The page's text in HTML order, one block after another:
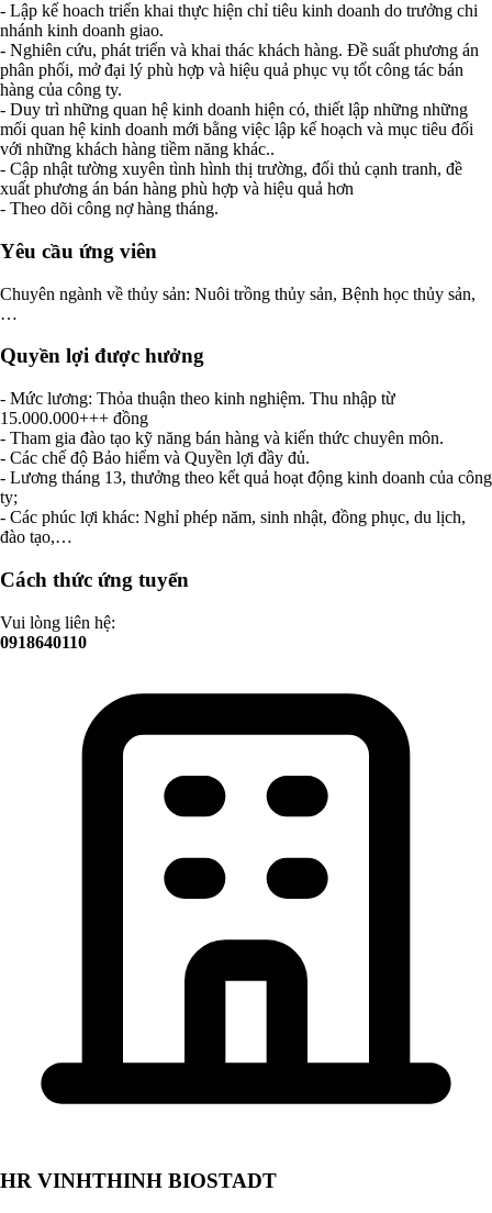
- Lập kế hoach triển khai thực hiện chỉ tiêu kinh doanh do trưởng chi
nhánh kinh doanh giao.
- Nghiên cứu, phát triển và khai thác khách hàng. Đề suất phương án
phân phối, mở đại lý phù hợp và hiệu quả phục vụ tốt công tác bán
hàng của công ty.
- Duy trì những quan hệ kinh doanh hiện có, thiết lập những những
mối quan hệ kinh doanh mới bằng việc lập kế hoạch và mục tiêu đối
với những khách hàng tiềm năng khác..
- Cập nhật tường xuyên tình hình thị trường, đối thủ cạnh tranh, đề
xuất phương án bán hàng phù hợp và hiệu quả hơn
- Theo dõi công nợ hàng tháng.
Yêu cầu ứng viên
Chuyên ngành về thủy sản: Nuôi trồng thủy sản, Bệnh học thủy sản,
…
Quyền lợi được hưởng
- Mức lương: Thỏa thuận theo kinh nghiệm. Thu nhập từ
15.000.000+++ đồng
- Tham gia đào tạo kỹ năng bán hàng và kiến thức chuyên môn.
- Các chế độ Bảo hiểm và Quyền lợi đầy đủ.
- Lương tháng 13, thưởng theo kết quả hoạt động kinh doanh của công
ty;
- Các phúc lợi khác: Nghỉ phép năm, sinh nhật, đồng phục, du lịch,
đào tạo,…
Cách thức ứng tuyển
Vui lòng liên hệ:
0918640110
HR VINHTHINH BIOSTADT